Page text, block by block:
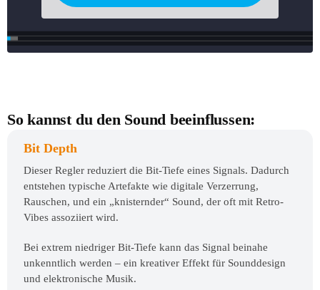
So kannst du den Sound beeinflussen:
Bit Depth
Dieser Regler reduziert die Bit-Tiefe eines Signals. Dadurch
entstehen typische Artefakte wie digitale Verzerrung,
Rauschen, und ein „knisternder“ Sound, der oft mit Retro-
Vibes assoziiert wird.
Bei extrem niedriger Bit-Tiefe kann das Signal beinahe
unkenntlich werden – ein kreativer Effekt für Sounddesign
und elektronische Musik.